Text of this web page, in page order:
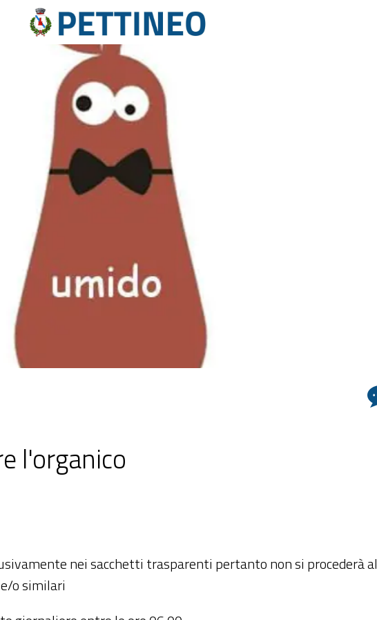
l'organico
nei sacchetti trasparenti pertanto non si procederà al
o similari